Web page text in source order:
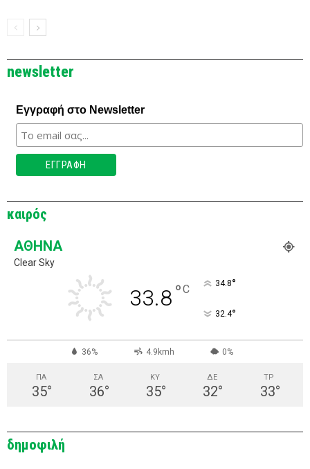
newsletter
Εγγραφή στο Newsletter
καιρός
ΑΘΉΝΑ
Clear Sky
33.8°C 34.8°
32.4°
36% 4.9kmh 0%
ΠΑ
35°
ΣΑ
36°
ΚΥ
35°
ΔΕ
32°
ΤΡ
33°
δημοφιλή